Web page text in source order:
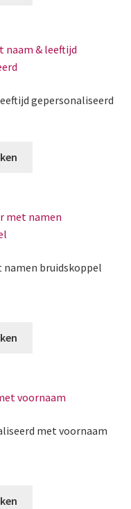
gepersonaliseerd
bruidskoppel
met voornaam